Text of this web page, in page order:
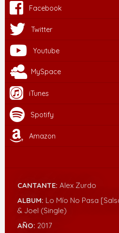
Facebook
Twitter
Youtube
MySpace
iTunes
Spotify
Amazon
CANTANTE: Alex Zurdo
ALBUM: Lo Mío No Pasa
& Joel (Single)
AÑO: 2017